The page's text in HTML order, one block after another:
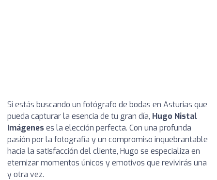
Si estás buscando un fotógrafo de bodas en Asturias que
pueda capturar la esencia de tu gran día, Hugo Nistal
Imágenes es la elección perfecta. Con una profunda
pasión por la fotografía y un compromiso inquebrantable
hacia la satisfacción del cliente, Hugo se especializa en
eternizar momentos únicos y emotivos que revivirás una
y otra vez.